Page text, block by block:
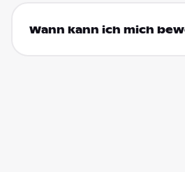
Wann kann ich mich